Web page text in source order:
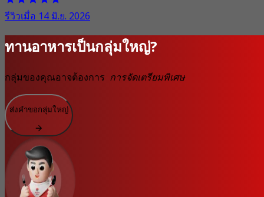
รีวิวเมื่อ 14 มิ.ย. 2026
ทานอาหารเป็นกลุ่มใหญ่?
กลุ่มของคุณอาจต้องการ การจัดเตรียมพิเศษ
ส่งคำขอกลุ่มใหญ่